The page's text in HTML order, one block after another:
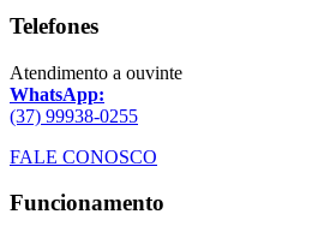
Telefones
Atendimento a ouvinte
WhatsApp:
(37) 99938-0255
FALE CONOSCO
Funcionamento